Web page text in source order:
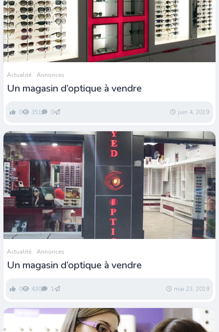
Actualité Annonces
Un magasin d’optique à vendre
0 351 0 juin 4, 2019
Actualité Annonces
Un magasin d’optique à vendre
0 430 1 mai 23, 2019